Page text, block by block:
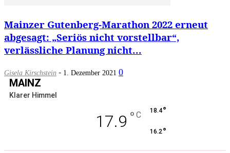
Mainzer Gutenberg-Marathon 2022 erneut
abgesagt: „Seriös nicht vorstellbar“,
verlässliche Planung nicht...
Gisela Kirschstein - 1. Dezember 2021 0
MAINZ
Klarer Himmel
17.9 ° C 18.4°
16.2°